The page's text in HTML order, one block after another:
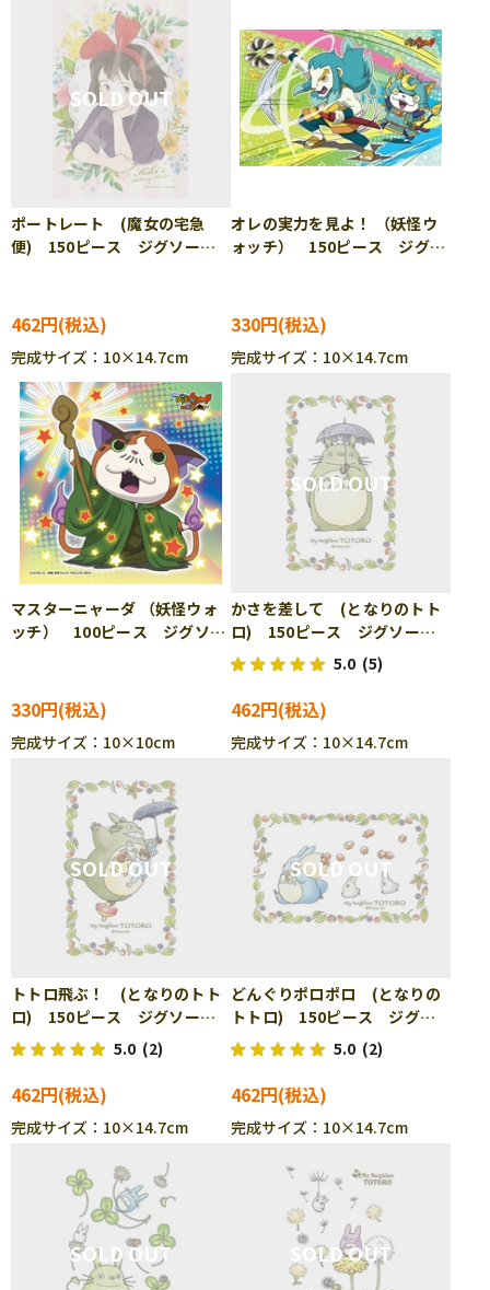
ポートレート (魔女の宅急
便) 150ピース ジグソーパ
462円
完成サイズ：10×14.7cm
オレの実力を見よ！ （妖怪ウ
ォッチ） 150ピース ジグソ
330円
完成サイズ：10×14.7cm
マスターニャーダ （妖怪ウォ
ッチ） 100ピース ジグソー
330円
完成サイズ：10×10cm
かさを差して (となりのトト
ロ) 150ピース ジグソーパ
ズル ENS-150-G01
5.0 (5)
462円
完成サイズ：10×14.7cm
トトロ飛ぶ！ (となりのトト
ロ) 150ピース ジグソーパ
ズル ENS-150-G02
5.0 (2)
462円
完成サイズ：10×14.7cm
どんぐりポロポロ (となりの
トトロ) 150ピース ジグソ
ーパズル ENS-150-G03
5.0 (2)
462円
完成サイズ：10×14.7cm